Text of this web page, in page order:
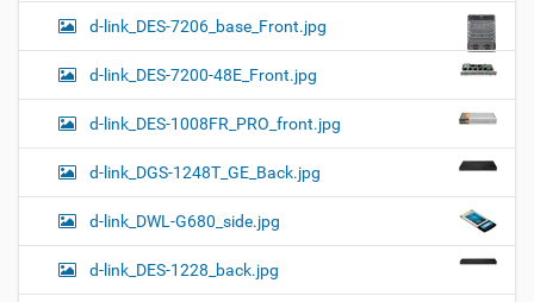
d-link_DES-7206_base_Front.jpg
d-link_DES-7200-48E_Front.jpg
d-link_DES-1008FR_PRO_front.jpg
d-link_DGS-1248T_GE_Back.jpg
d-link_DWL-G680_side.jpg
d-link_DES-1228_back.jpg